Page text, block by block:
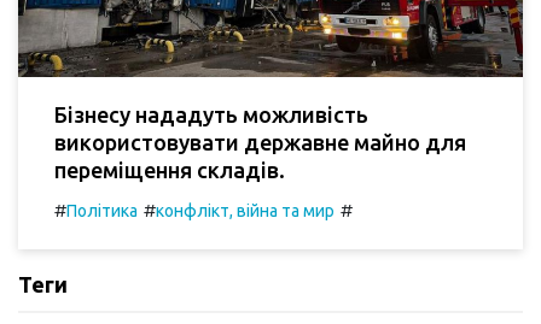
Бізнесу нададуть можливість
використовувати державне майно для
переміщення складів.
#Політика #конфлікт, війна та мир #
Теги